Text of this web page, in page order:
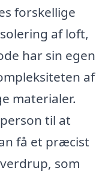
forskellige
af loft,
har sin egen
af
materialer.
til at
få et præcist
som